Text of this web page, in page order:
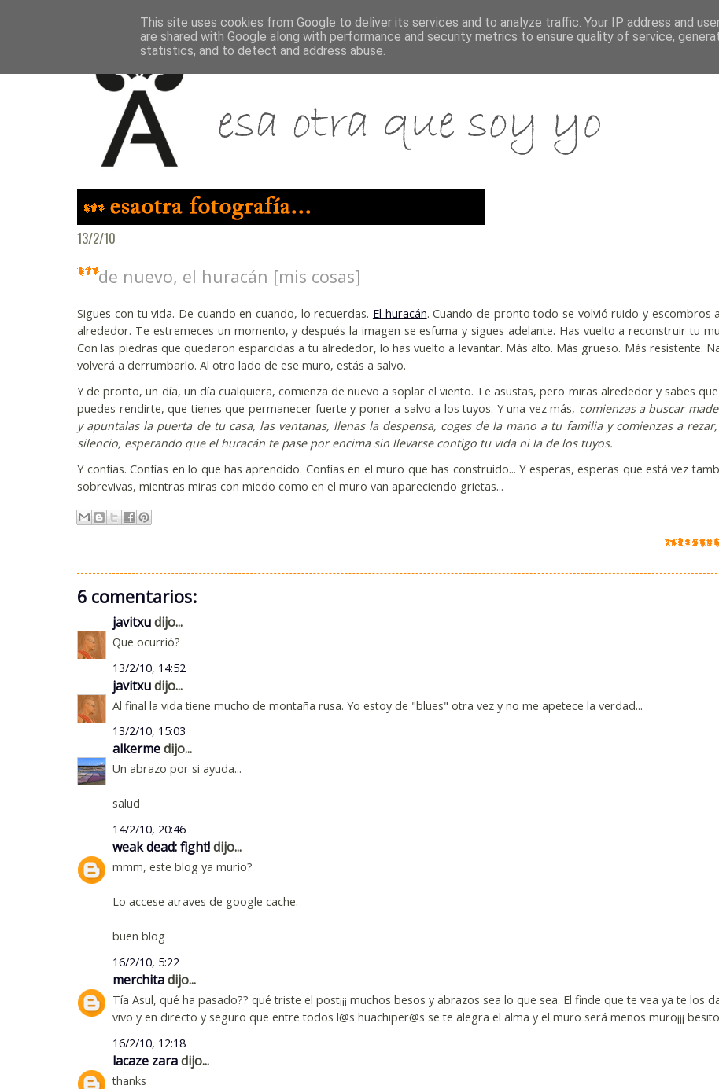
13/2/10
de nuevo, el huracán [mis cosas]
Sigues con tu vida. De cuando en cuando, lo recuerdas. El huracán. Cuando de pronto todo se volvió ruido y escombros
alrededor. Te estremeces un momento, y después la imagen se esfuma y sigues adelante. Has vuelto a reconstruir tu
Con las piedras que quedaron esparcidas a tu alrededor, lo has vuelto a levantar. Más alto. Más grueso. Más resistente.
volverá a derrumbarlo. Al otro lado de ese muro, estás a salvo.
Y de pronto, un día, un día cualquiera, comienza de nuevo a soplar el viento. Te asustas, pero miras alrededor y sabes
puedes rendirte, que tienes que permanecer fuerte y poner a salvo a los tuyos. Y una vez más, comienzas a buscar
y apuntalas la puerta de tu casa, las ventanas, llenas la despensa, coges de la mano a tu familia y comienzas a
silencio, esperando que el huracán te pase por encima sin llevarse contigo tu vida ni la de los tuyos.
Y confías. Confías en lo que has aprendido. Confías en el muro que has construido... Y esperas, esperas que está vez
sobrevivas, mientras miras con miedo como en el muro van apareciendo grietas...
6 comentarios:
javitxudijo...
Que ocurrió?
13/2/10, 14:52
javitxudijo...
Al final la vida tiene mucho de montaña rusa. Yo estoy de "blues" otra vez y no me apetece la verdad...
13/2/10, 15:03
alkermedijo...
Un abrazo por si ayuda...
salud
14/2/10, 20:46
weak dead: fight!dijo...
mmm, este blog ya murio?
Lo accese atraves de google cache.
buen blog
16/2/10, 5:22
merchitadijo...
Tía Asul, qué ha pasado?? qué triste el post¡¡¡ muchos besos y abrazos sea lo que sea. El finde que te vea ya te los
vivo y en directo y seguro que entre todos l@s huachiper@s se te alegra el alma y el muro será menos muro¡¡¡
16/2/10, 12:18
lacaze zaradijo...
thanks
This site uses cookies from Google to deliver its services and to analyze traffic. Your IP address and
are shared with Google along with performance and security metrics to ensure quality of service,
statistics, and to detect and address abuse.